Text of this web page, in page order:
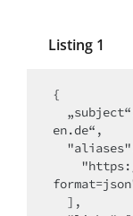
Listing 1
{
en.de“,